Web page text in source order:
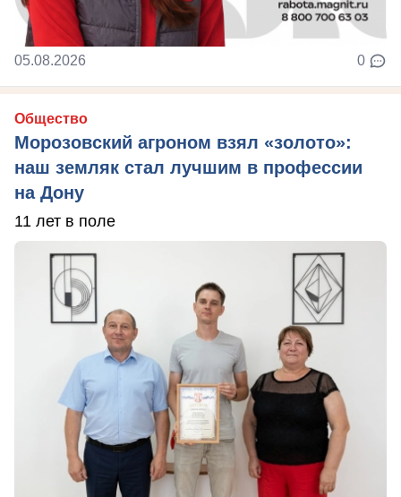
05.08.2026 0
Общество
Морозовский агроном взял «золото»:
наш земляк стал лучшим в профессии
на Дону
11 лет в поле